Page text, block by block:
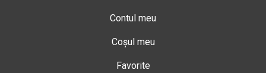
Contul meu
Coșul meu
Favorite